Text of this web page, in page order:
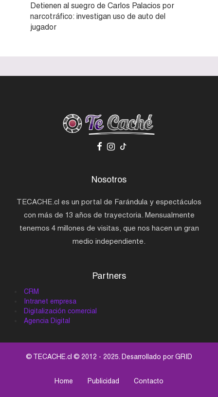
Detienen al suegro de Carlos Palacios por
narcotráfico: investigan uso de auto del
jugador
Nosotros
TECACHE.cl es un portal de Farándula y espectáculos
con más de 13 años de trayectoria. Mensualmente
tenemos 4 millones de visitas, que nos hacen un gran
medio independiente.
Partners
CRM
Intranet empresa
Digitalización comercial
Agencia Digital
© TECACHE.cl © 2012 - 2025. Desarrollado porGRID
Home Publicidad Contacto